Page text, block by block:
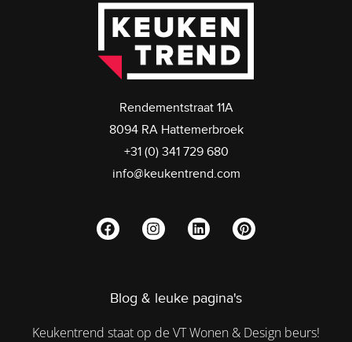
Rendementstraat 11A
8094 RA Hattemerbroek
+31 (0) 341 729 680
info@keukentrend.com
Blog & leuke pagina's
Keukentrend staat op de VT Wonen & Design beurs!